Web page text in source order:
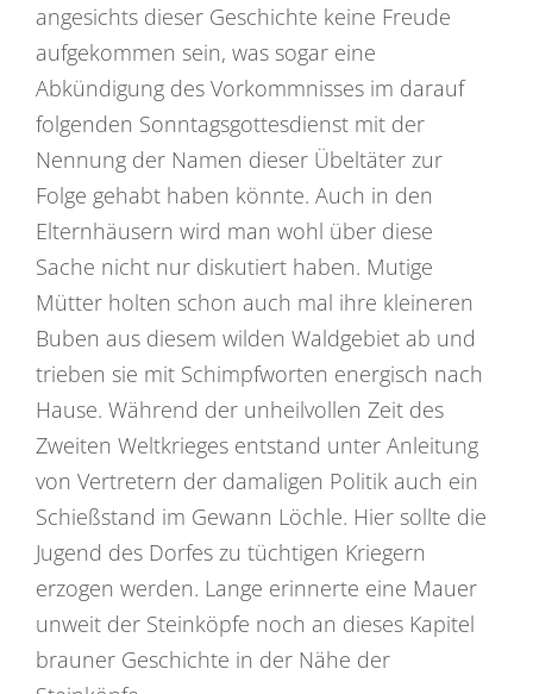
angesichts dieser Geschichte keine Freude
aufgekommen sein, was sogar eine
Abkündigung des Vorkommnisses im darauf
folgenden Sonntagsgottesdienst mit der
Nennung der Namen dieser Übeltäter zur
Folge gehabt haben könnte. Auch in den
Elternhäusern wird man wohl über diese
Sache nicht nur diskutiert haben. Mutige
Mütter holten schon auch mal ihre kleineren
Buben aus diesem wilden Waldgebiet ab und
trieben sie mit Schimpfworten energisch nach
Hause. Während der unheilvollen Zeit des
Zweiten Weltkrieges entstand unter Anleitung
von Vertretern der damaligen Politik auch ein
Schießstand im Gewann Löchle. Hier sollte die
Jugend des Dorfes zu tüchtigen Kriegern
erzogen werden. Lange erinnerte eine Mauer
unweit der Steinköpfe noch an dieses Kapitel
brauner Geschichte in der Nähe der